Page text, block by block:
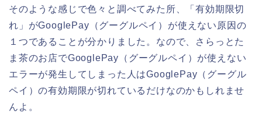
そのような感じで色々と調べてみた所、「有効期限切
れ」がGooglePay（グーグルペイ）が使えない原因の
１つであることが分かりました。なので、さらっとた
ま茶のお店でGooglePay（グーグルペイ）が使えない
エラーが発生してしまった人はGooglePay（グーグル
ペイ）の有効期限が切れているだけなのかもしれませ
んよ。